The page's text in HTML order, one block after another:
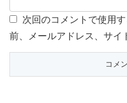
次回のコメントで使用
前、メールアドレス、サイ